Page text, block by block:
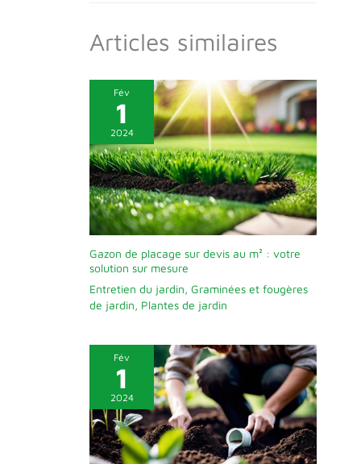
Articles similaires
Fév
1
2024
Gazon de placage sur devis au m² : votre
solution sur mesure
Entretien du jardin, Graminées et fougères
de jardin, Plantes de jardin
Fév
1
2024